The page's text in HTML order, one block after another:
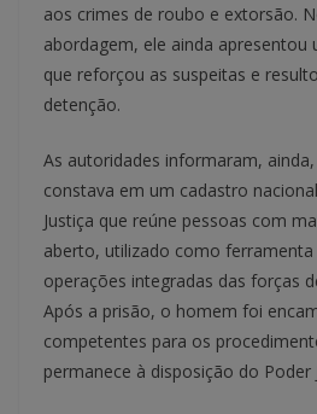
aos crimes de roubo e extorsão.
abordagem, ele ainda
que reforçou as suspeitas e
detenção.
As autoridades informaram,
constava em um cadastro
Justiça que reúne pessoas com
aberto, utilizado como ferramenta
operações integradas das forças
Após a prisão, o homem foi
competentes para os
permanece à disposição do Poder